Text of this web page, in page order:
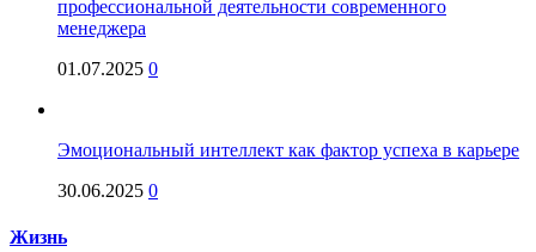
профессиональной деятельности современного
менеджера
01.07.2025 0
Эмоциональный интеллект как фактор успеха в карьере
30.06.2025 0
Жизнь